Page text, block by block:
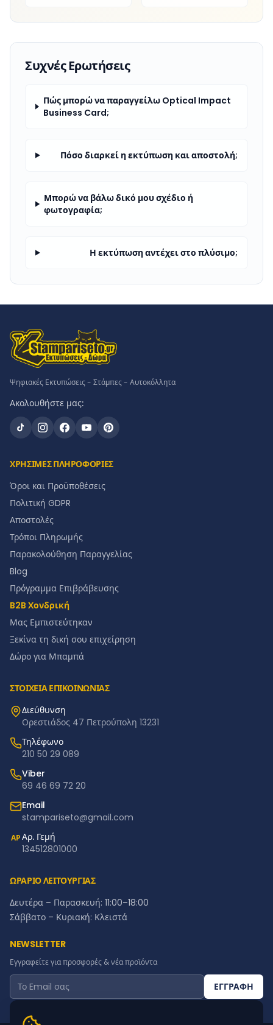
Συχνές Ερωτήσεις
Πώς μπορώ να παραγγείλω Optical Impact
Business Card;
Πόσο διαρκεί η εκτύπωση και αποστολή;
Μπορώ να βάλω δικό μου σχέδιο ή
φωτογραφία;
Η εκτύπωση αντέχει στο πλύσιμο;
Ψηφιακές Εκτυπώσεις - Στάμπες - Αυτοκόλλητα
Ακολουθήστε μας:
ΧΡΗΣΙΜΕΣ ΠΛΗΡΟΦΟΡΙΕΣ
Όροι και Προϋποθέσεις
Πολιτική GDPR
Αποστολές
Τρόποι Πληρωμής
Παρακολούθηση Παραγγελίας
Blog
Πρόγραμμα Επιβράβευσης
B2B Χονδρική
Μας Εμπιστεύτηκαν
Ξεκίνα τη δική σου επιχείρηση
Δώρο για Μπαμπά
ΣΤΟΙΧΕΙΑ ΕΠΙΚΟΙΝΩΝΙΑΣ
Διεύθυνση
Ορεστιάδος 47 Πετρούπολη 13231
Τηλέφωνο
210 50 29 089
Viber
69 46 69 72 20
Email
stampariseto@gmail.com
ΑΡΑρ. Γεμή
134512801000
ΩΡΑΡΙΟ ΛΕΙΤΟΥΡΓΙΑΣ
Δευτέρα – Παρασκευή: 11:00–18:00
Σάββατο – Κυριακή: Κλειστά
NEWSLETTER
Εγγραφείτε για προσφορές & νέα προϊόντα
ΕΓΓΡΑΦΗ